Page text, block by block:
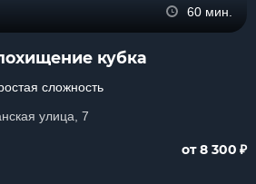
60 мин.
кубка
сложность
улица, 7
от 8 300 ₽